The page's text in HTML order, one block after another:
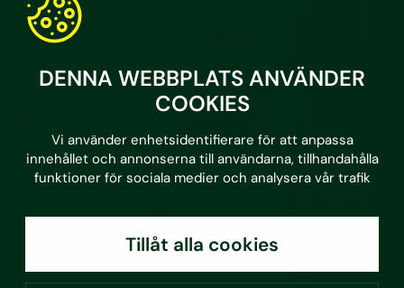
DENNA WEBBPLATS ANVÄNDER
COOKIES
Vi använder enhetsidentifierare för att anpassa
innehållet och annonserna till användarna, tillhandahålla
funktioner för sociala medier och analysera vår trafik
Tillåt alla cookies